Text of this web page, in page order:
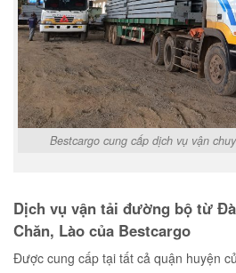
Bestcargo cung cấp dịch vụ vận
Dịch vụ vận tải đường bộ từ
Chăn, Lào của Bestcargo
Được cung cấp tại tất cả quận huyện